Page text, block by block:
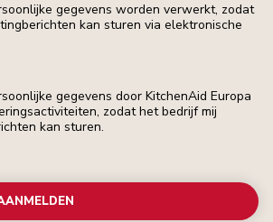
gegevens worden verwerkt, zodat
kan sturen via elektronische
gegevens door KitchenAid Europa
zodat het bedrijf mij
kan sturen.